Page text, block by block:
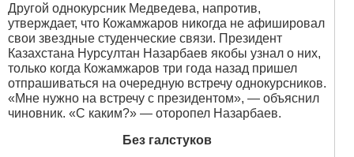
Другой однокурсник Медведева, напротив,
утверждает, что Кожамжаров никогда не афишировал
свои звездные студенческие связи. Президент
Казахстана Нурсултан Назарбаев якобы узнал о них,
только когда Кожамжаров три года назад пришел
отпрашиваться на очередную встречу однокурсников.
«Мне нужно на встречу с президентом», — объяснил
чиновник. «С каким?» — оторопел Назарбаев.
Без галстуков